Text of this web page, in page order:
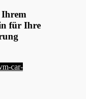
Ihrem
für Ihre
car-